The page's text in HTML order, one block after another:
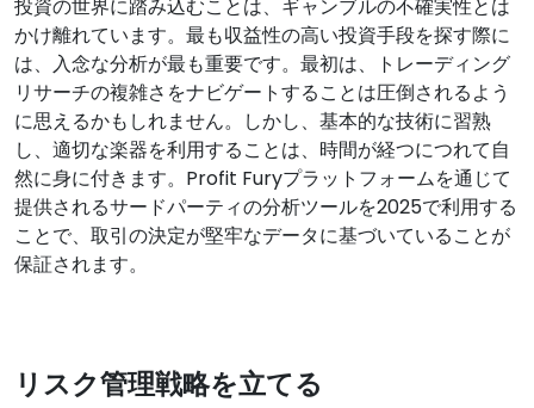
投資の世界に踏み込むことは、ギャンブルの不確実性とは
かけ離れています。最も収益性の高い投資手段を探す際に
は、入念な分析が最も重要です。最初は、トレーディング
リサーチの複雑さをナビゲートすることは圧倒されるよう
に思えるかもしれません。しかし、基本的な技術に習熟
し、適切な楽器を利用することは、時間が経つにつれて自
然に身に付きます。Profit Furyプラットフォームを通じて
提供されるサードパーティの分析ツールを2025で利用する
ことで、取引の決定が堅牢なデータに基づいていることが
保証されます。
リスク管理戦略を立てる